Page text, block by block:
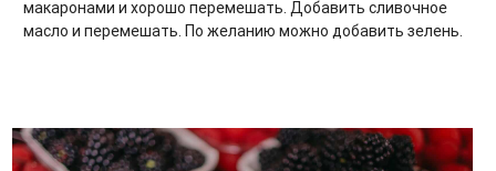
макаронами и хорошо перемешать. Добавить сливочное
масло и перемешать. По желанию можно добавить зелень.